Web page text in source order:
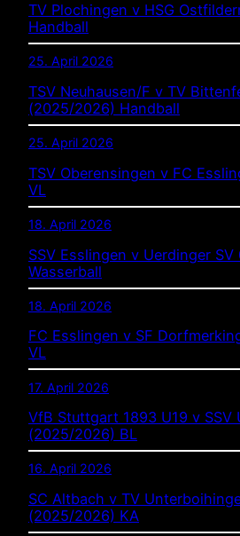
TV Plochingen v HSG
Handball
25. April 2026
TSV Neuhausen/F v TV
(2025/2026) Handball
25. April 2026
TSV Oberensingen v FC
VL
18. April 2026
SSV Esslingen v Uerdinger
Wasserball
18. April 2026
FC Esslingen v SF
VL
17. April 2026
VfB Stuttgart 1893 U19 v SSV
(2025/2026) BL
16. April 2026
SC Altbach v TV
(2025/2026) KA